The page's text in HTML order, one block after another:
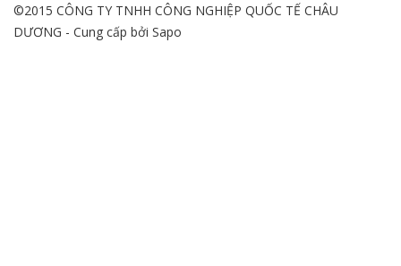
©2015 CÔNG TY TNHH CÔNG NGHIỆP QUỐC TẾ CHÂU
DƯƠNG - Cung cấp bởi Sapo